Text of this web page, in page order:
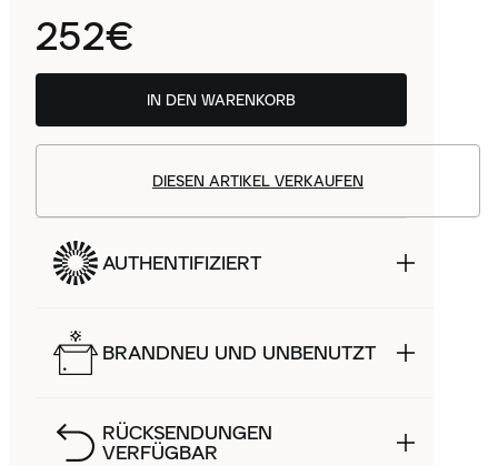
252€
IN DEN WARENKORB
DIESEN ARTIKEL VERKAUFEN
AUTHENTIFIZIERT
BRANDNEU UND UNBENUTZT
RÜCKSENDUNGEN
VERFÜGBAR